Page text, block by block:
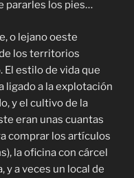
pararles los pies…
o lejano oeste
los territorios
El estilo de vida que
ligado a la explotación
y el cultivo de la
eran unas cuantas
comprar los artículos
la oficina con cárcel
y a veces un local de